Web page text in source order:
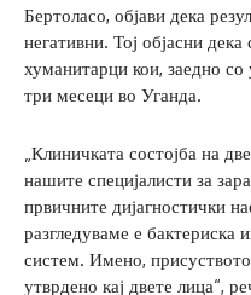
Бертоласо, објави дека
негативни. Тој објасни дека
хуманитарци кои, заедно
три месеци во Уганда.
„Клиничката состојба на
нашите специјалисти за
првичните дијагностички
разгледуваме е бактериска
систем. Имено,
утврдено кај двете лица“,